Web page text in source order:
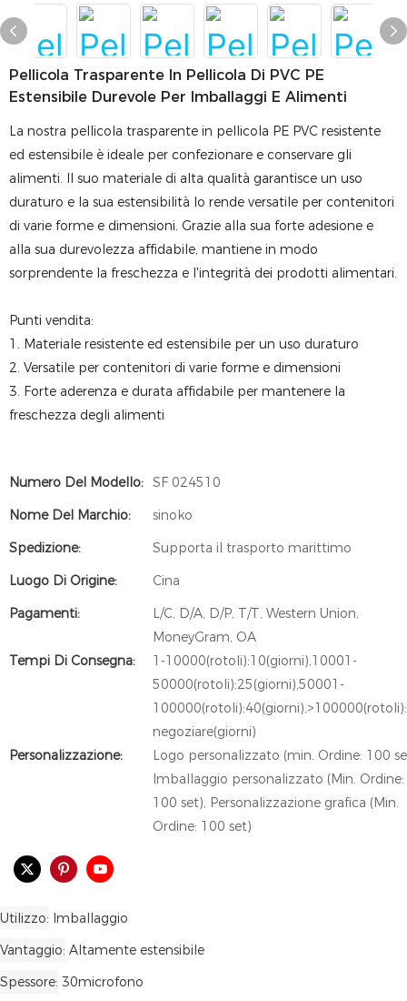
Pellicola Trasparente In Pellicola Di PVC PE
Estensibile Durevole Per Imballaggi E Alimenti
La nostra pellicola trasparente in pellicola PE PVC resistente
ed estensibile è ideale per confezionare e conservare gli
alimenti. Il suo materiale di alta qualità garantisce un uso
duraturo e la sua estensibilità lo rende versatile per contenitori
di varie forme e dimensioni. Grazie alla sua forte adesione e
alla sua durevolezza affidabile, mantiene in modo
sorprendente la freschezza e l'integrità dei prodotti alimentari.
Punti vendita:
1. Materiale resistente ed estensibile per un uso duraturo
2. Versatile per contenitori di varie forme e dimensioni
3. Forte aderenza e durata affidabile per mantenere la
freschezza degli alimenti
Numero Del Modello: SF 024510
Nome Del Marchio:
sinoko
Spedizione:
Supporta il trasporto marittimo
Luogo Di Origine:
Cina
Pagamenti:
L/C, D/A, D/P, T/T, Western Union,
MoneyGram, OA
Tempi Di Consegna:
1-10000(rotoli):10(giorni),10001-
50000(rotoli):25(giorni),50001-
negoziare(giorni)
Personalizzazione:
Logo personalizzato (min. Ordine: 100
Imballaggio personalizzato (Min. Ordine:
100 set), Personalizzazione grafica (Min.
Ordine: 100 set)
Utilizzo Imballaggio
Vantaggio Altamente estensibile
Spessore 30microfono